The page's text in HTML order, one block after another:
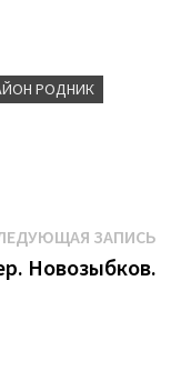
РОДНИК
ЗАПИСЬ
Новозыбков.